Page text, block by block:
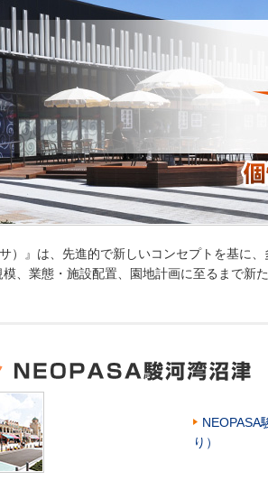
サ）』は、先進的で新しいコンセプトを基に
、業態・施設配置、園地計画に至るまで新
NEOPASA
り）